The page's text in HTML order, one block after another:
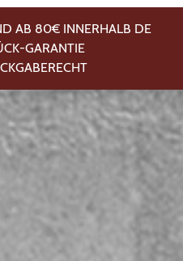
AB 80€ INNERHALB DE
GARANTIE